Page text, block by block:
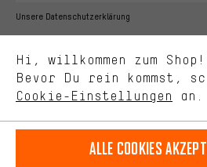
Unsere Datenschutzerklärung
Sprache"
Deutsch
DE english
EN
VERTRAG WIDERRUFEN Aachener
Datenschutz
Hi, willkommen zum Shop!
Bevor Du rein kommst,
Cookie-Einstellungen an.
Bessere Leistung
Uns interessiert, was Du in
selbst Einfluss auf die
unseres Shop-Angebots.
Dein Shopping-Erlebnis wird
stellen wir Verknüpfungen zu
können wir dir weitere nützliche
Alle Cookies